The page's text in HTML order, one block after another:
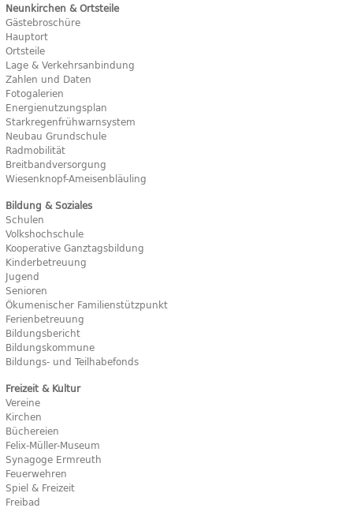
Neunkirchen & Ortsteile
Gästebroschüre
Hauptort
Ortsteile
Lage & Verkehrsanbindung
Zahlen und Daten
Fotogalerien
Energienutzungsplan
Starkregenfrühwarnsystem
Neubau Grundschule
Radmobilität
Breitbandversorgung
Wiesenknopf-Ameisenbläuling
Bildung & Soziales
Schulen
Volkshochschule
Kooperative Ganztagsbildung
Kinderbetreuung
Jugend
Senioren
Ökumenischer Familienstützpunkt
Ferienbetreuung
Bildungsbericht
Bildungskommune
Bildungs- und Teilhabefonds
Freizeit & Kultur
Vereine
Kirchen
Büchereien
Felix-Müller-Museum
Synagoge Ermreuth
Feuerwehren
Spiel & Freizeit
Freibad